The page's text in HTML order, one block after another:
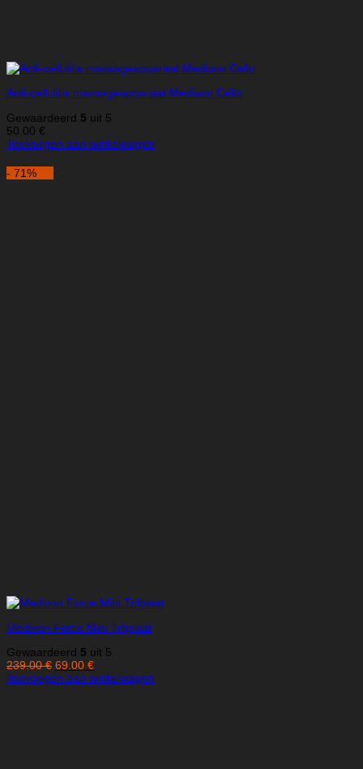
Anti-cellulitis massageapparaat Medivon Cello
Gewaardeerd 5 uit 5
50.00 €
Toevoegen aan winkelwagen
- 71%
Medivon Force Mini Trilplaat
Gewaardeerd 5 uit 5
239.00€ Oorspronkelijke
prijs
69.00 €Huidige
prijs
Toevoegen aan winkelwagen